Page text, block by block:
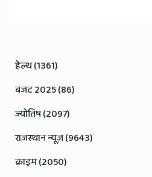
हेल्थ (1361)
बजट 2025 (86)
ज्योतिष (2097)
राजस्थान न्यूज़ (9643)
क्राइम (2050)